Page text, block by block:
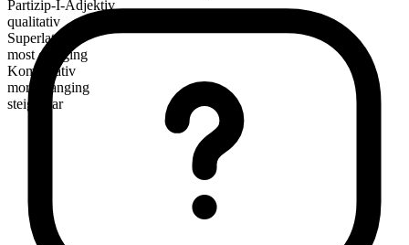
Partizip-I-Adjektiv
qualitativ
Superlativ
most clanging
Komparativ
more clanging
steigerbar